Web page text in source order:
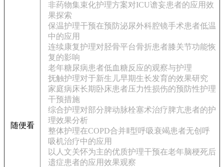
随便看
非药物集束化护理方案对ICU谵妄患者的应用效
果探索
保温护理干预在预防泌尿外科腔镜手术患者低温
中的应用
连续康复护理对胫骨平台骨折患者膝关节功能恢
复的影响
老年糖尿病患者低血糖反应的观察与护理
抚触护理对于新生儿早期生长发育的效果研究
家庭病床长期卧床患者压力性损伤的预防性护理
干预措施
综合护理对部分脾动脉栓塞术治疗脾亢患者的护
理效果分析
整体护理在COPD合并Ⅱ型呼吸衰竭患者无创呼
吸机治疗中的应用
以人文关怀为主的优质护理干预在老年脑梗死后
遗症患者的应用效果观察